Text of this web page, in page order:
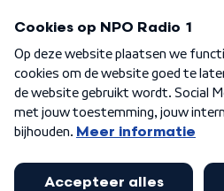
Algemene voorwaarden